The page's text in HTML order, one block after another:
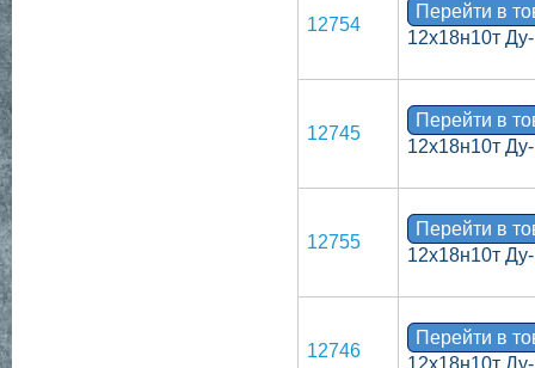
12754
Перейти в
12х18н10т
12745
Перейти в
12х18н10т
12755
Перейти в
12х18н10т
12746
Перейти в